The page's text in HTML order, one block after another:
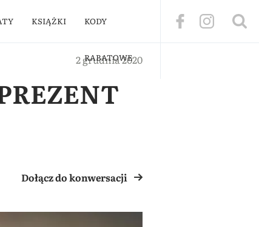
KSIĄŻKI KODY
RABATOWE
2 grudnia 2020
Dołącz do konwersacji